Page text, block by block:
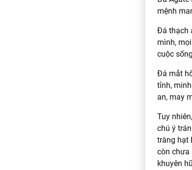
mệnh
Đá thạch
mình,
cuộc
Đá mắt
tỉnh,
an, may
Tuy
chú ý
tràng hạt
còn chưa
khuyên